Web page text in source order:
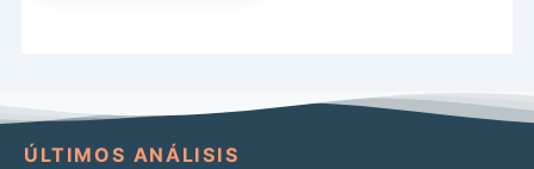
ÚLTIMOS ANÁLISIS